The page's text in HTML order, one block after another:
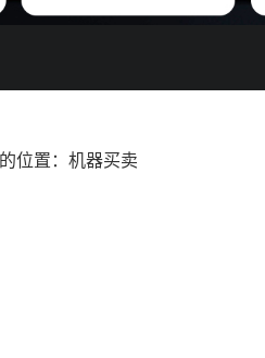
位置： 机器买卖